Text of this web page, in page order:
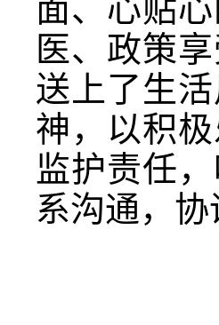
面、心贴
医、政策
送上了生
神，以积
监护责任
系沟通，